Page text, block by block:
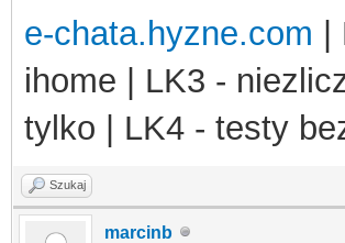
e-chata.hyzne.com
ihome | LK3 -
tylko | LK4 - testy
Szukaj
marcinb